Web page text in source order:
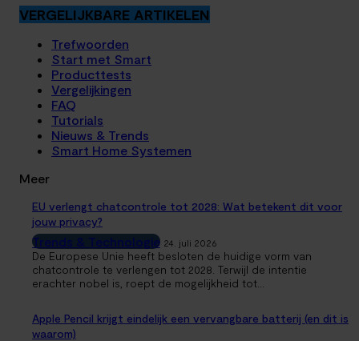
VERGELIJKBARE ARTIKELEN
Trefwoorden
Start met Smart
Producttests
Vergelijkingen
FAQ
Tutorials
Nieuws & Trends
Smart Home Systemen
Meer
EU verlengt chatcontrole tot 2028: Wat betekent dit voor
jouw privacy?
Trends & Technologie 24. juli 2026
De Europese Unie heeft besloten de huidige vorm van
chatcontrole te verlengen tot 2028. Terwijl de intentie
erachter nobel is, roept de mogelijkheid tot...
Apple Pencil krijgt eindelijk een vervangbare batterij (en dit is
waarom)